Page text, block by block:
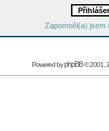
Zapomněl(a) jsem
Powered byphpBB© 2001,